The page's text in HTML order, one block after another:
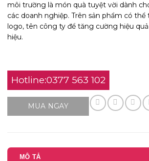
môi trường là món quà tuyệt vời dành
các doanh nghiệp. Trên sản phẩm có thể
logo, tên công ty để tăng cường hiệu
hiệu.
Hotline:0377 563 102
MUA NGAY
MÔ TẢ